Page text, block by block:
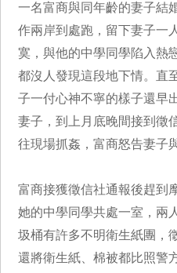
一名富商與同年齡的妻子結
作兩岸到處跑，留下妻子一
寞，與他的中學同學陷入熱
都沒人發現這段地下情。直
子一付心神不寧的樣子還早
妻子，到上月底晚間接到徵
往現場抓姦，富商怒告妻子
富商接獲徵信社通報後趕到
她的中學同學共處一室，兩
圾桶有許多不明衛生紙團，
還將衛生紙、棉被都比照警